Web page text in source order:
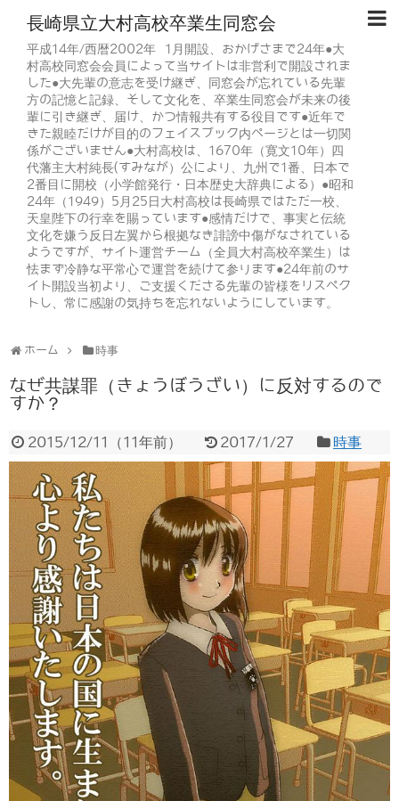
長崎県立大村高校卒業生同窓会
平成14年/西暦2002年 1月開設、おかげさまで24年●大
村高校同窓会会員によって当サイトは非営利で開設されま
した●大先輩の意志を受け継ぎ、同窓会が忘れている先輩
方の記憶と記録、そして文化を、卒業生同窓会が未来の後
輩に引き継ぎ、届け、かつ情報共有する役目です●近年で
きた親睦だけが目的のフェイスブック内ページとは一切関
係がございません●大村高校は、1670年（寛文10年）四
代藩主大村純長(すみなが）公により、九州で1番、日本で
2番目に開校（小学館発行・日本歴史大辞典による）●昭和
24年（1949）5月25日大村高校は長崎県ではただ一校、
天皇陛下の行幸を賜っています●感情だけで、事実と伝統
文化を嫌う反日左翼から根拠なき誹謗中傷がなされている
ようですが、サイト運営チーム（全員大村高校卒業生）は
怯まず冷静な平常心で運営を続けて参ります●24年前のサ
イト開設当初より、ご支援くださる先輩の皆様をリスペク
トし、常に感謝の気持ちを忘れないようにしています。
ホーム 時事
なぜ共謀罪（きょうぼうざい）に反対するので
すか？
2015/12/11 （11年前） 2017/1/27 時事